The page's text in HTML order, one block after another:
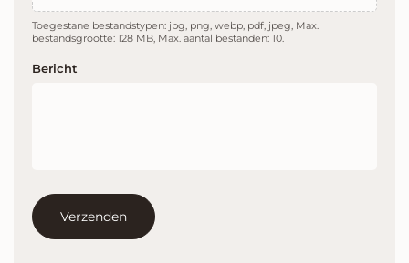
Toegestane bestandstypen: jpg, png, webp, pdf, jpeg, Max.
bestandsgrootte: 128 MB, Max. aantal bestanden: 10.
Bericht